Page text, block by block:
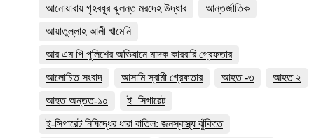
আনোয়ারায় গৃহবধূর ঝুলন্ত মরদেহ উদ্ধার
আন্তর্জাতিক
আয়াতুল্লাহ আলী খামেনি
আর এম পি পুলিশের অভিযানে মাদক কারবারি গ্রেফতার
আলোচিত সংবাদ
আসামি স্বামী গ্রেফতার আহত -৩
আহত ২
আহত অন্তত-১০
ই_সিগারেট
ই-সিগারেট নিষিদ্ধের ধারা বাতিল: জনস্বাস্থ্য ঝুঁকিতে